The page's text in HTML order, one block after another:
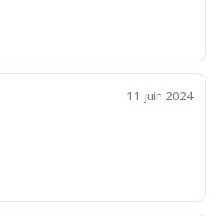
11 juin 2024